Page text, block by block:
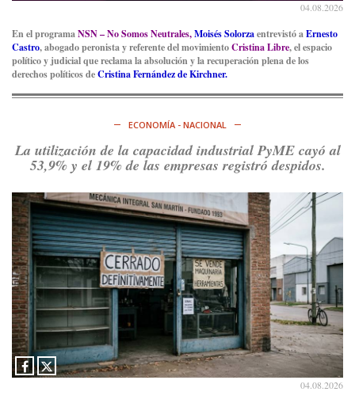
04.08.2026
En el programaNSN – No Somos Neutrales,Moisés Solorzaentrevistó aErnesto
Castro, abogado peronista y referente del movimientoCristina Libre, el espacio
político y judicial que reclama la absolución y la recuperación plena de los
derechos políticos deCristina Fernández de Kirchner.
ECONOMÍA - NACIONAL
La utilización de la capacidad industrial PyME cayó al
53,9% y el 19% de las empresas registró despidos.
04.08.2026